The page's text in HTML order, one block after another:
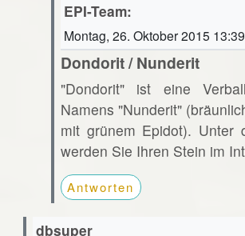
EPI-Team:
Montag, 26. Oktober 2015 13:39
Dondorit / Nunderit
"Dondorit" ist eine
Namens "Nunderit"
mit grünem Epidot). Unter
werden Sie Ihren Stein im
Antworten
dbsuper